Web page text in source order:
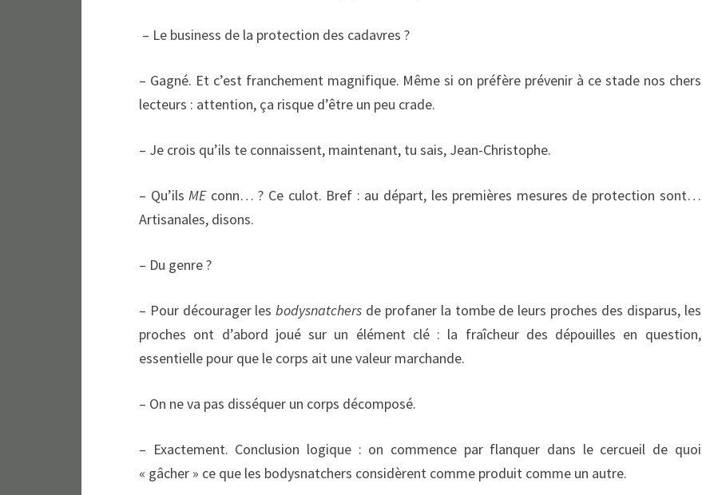
– Le business de la protection des cadavres ?
– Gagné. Et c’est franchement magnifique. Même si on préfère prévenir à ce stade nos chers
lecteurs : attention, ça risque d’être un peu crade.
– Je crois qu’ils te connaissent, maintenant, tu sais, Jean-Christophe.
– Qu’ilsMEconn… ? Ce culot. Bref : au départ, les premières mesures de protection sont…
Artisanales, disons.
– Du genre ?
– Pour décourager lesbodysnatchers de profaner la tombe de leurs proches des disparus, les
proches ont d’abord joué sur un élément clé : la fraîcheur des dépouilles en question,
essentielle pour que le corps ait une valeur marchande.
– On ne va pas disséquer un corps décomposé.
– Exactement. Conclusion logique : on commence par flanquer dans le cercueil de quoi
« gâcher » ce que les bodysnatchers considèrent comme produit comme un autre.